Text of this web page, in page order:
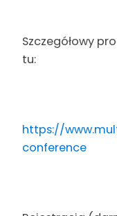
Szczegółowy
tu:
https://
conference